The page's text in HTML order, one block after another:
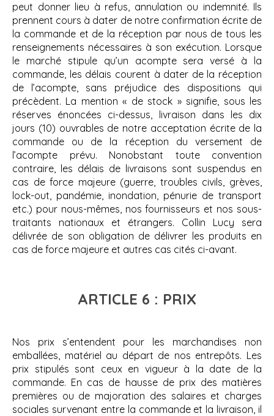
peut donner lieu à refus, annulation ou indemnité. Ils
prennent cours à dater de notre confirmation écrite de
la commande et de la réception par nous de tous les
renseignements nécessaires à son exécution. Lorsque
le marché stipule qu’un acompte sera versé à la
commande, les délais courent à dater de la réception
de l’acompte, sans préjudice des dispositions qui
précèdent. La mention « de stock » signifie, sous les
réserves énoncées ci-dessus, livraison dans les dix
jours (10) ouvrables de notre acceptation écrite de la
commande ou de la réception du versement de
l’acompte prévu. Nonobstant toute convention
contraire, les délais de livraisons sont suspendus en
cas de force majeure (guerre, troubles civils, grèves,
lock-out, pandémie, inondation, pénurie de transport
etc.) pour nous-mêmes, nos fournisseurs et nos sous-
traitants nationaux et étrangers. Collin Lucy sera
délivrée de son obligation de délivrer les produits en
cas de force majeure et autres cas cités ci-avant.
ARTICLE 6 : PRIX
Nos prix s’entendent pour les marchandises non
emballées, matériel au départ de nos entrepôts. Les
prix stipulés sont ceux en vigueur à la date de la
commande. En cas de hausse de prix des matières
premières ou de majoration des salaires et charges
sociales survenant entre la commande et la livraison, il